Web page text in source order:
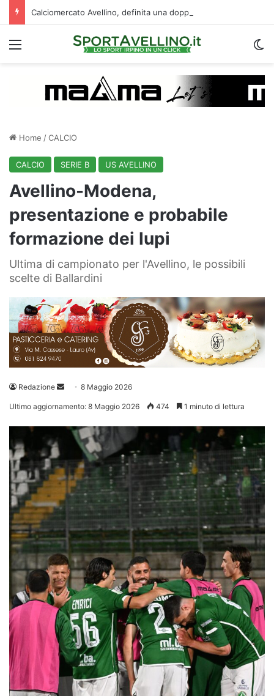
Menu
Home /CALCIO
CALCIO SERIE B US AVELLINO
Avellino-Modena,
presentazione e probabile
formazione dei lupi
Ultima di campionato per l'Avellino, le possibili
scelte di Ballardini
Redazione
Invia 8 Maggio 2026
Ultimo aggiornamento: 8 Maggio 2026 474 1 minuto di lettura